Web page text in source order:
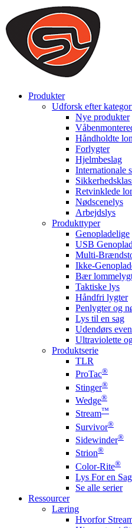
We use cookies to ensure that
you a better experience. To learn
ACCEPT AND CLOSE
Produkter
Udforsk efter
Nye produkter
Håndholdte
Forlygter
Hjelmbeslag
Internationale
Retvinklede
Nødscenelys
Arbejdslys
Produkttyper
Genopladelige
USB
Multi-
Ikke-
Bær
Taktiske lys
Håndfri lygter
Penlygter og
Lys til en sag
Udendørs
Ultraviolette
Produktserie
TLR
ProTac®
Stinger®
Wedge®
Stream™
Survivor®
Sidewinder®
Strion®
Color-Rite®
Lys For en Sag
Se alle serier
Ressourcer
Læring
Hvorfor